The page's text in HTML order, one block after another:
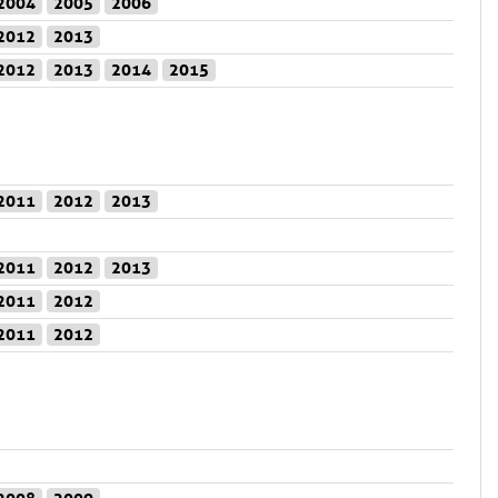
2013
2013 2014 2015
2012 2013
2012
2013
2012
2012